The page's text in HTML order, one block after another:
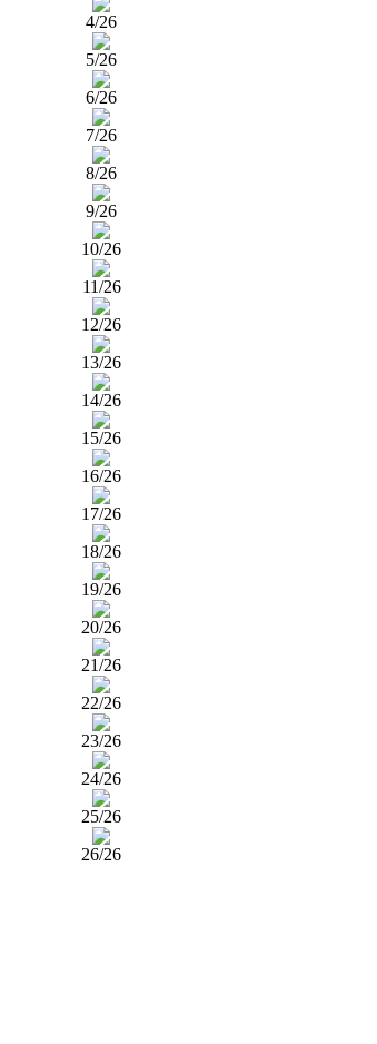
4/26
5/26
6/26
7/26
8/26
9/26
10/26
11/26
12/26
13/26
14/26
15/26
16/26
17/26
18/26
19/26
20/26
21/26
22/26
23/26
24/26
25/26
26/26